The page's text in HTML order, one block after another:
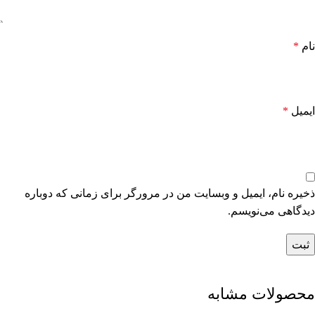
نام *
ایمیل *
ذخیره نام، ایمیل و وبسایت من در مرورگر برای زمانی که دوباره
دیدگاهی می‌نویسم.
محصولات مشابه